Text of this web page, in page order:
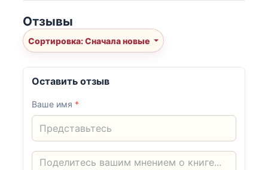
Отзывы
Сортировка: Сначала новые
Оставить отзыв
Ваше имя *